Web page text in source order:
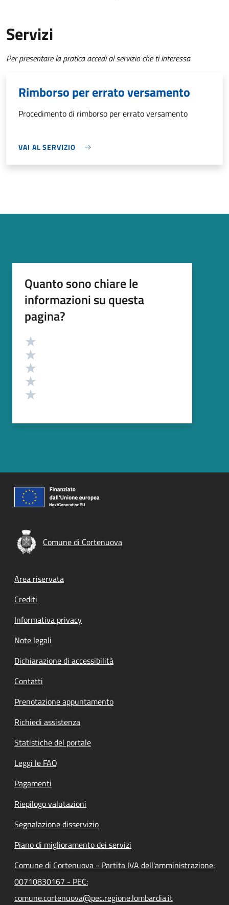
Servizi
Per presentare la pratica accedi al servizio che ti interessa
Rimborso per errato versamento
Procedimento di rimborso per errato versamento
VAI AL SERVIZIO
Quanto sono chiare le
informazioni su questa
pagina?
Valutazione
Comune di Cortenuova
Footer menu
Area riservata
Crediti
Informativa privacy
Note legali
Dichiarazione di accessibilità
Contatti
Prenotazione appuntamento
Richiedi assistenza
Statistiche del portale
Leggi le FAQ
Pagamenti
Riepilogo valutazioni
Segnalazione disservizio
Piano di miglioramento dei servizi
Comune di Cortenuova - Partita IVA dell'amministrazione:
00710830167 - PEC:
comune.cortenuova@pec.regione.lombardia.it